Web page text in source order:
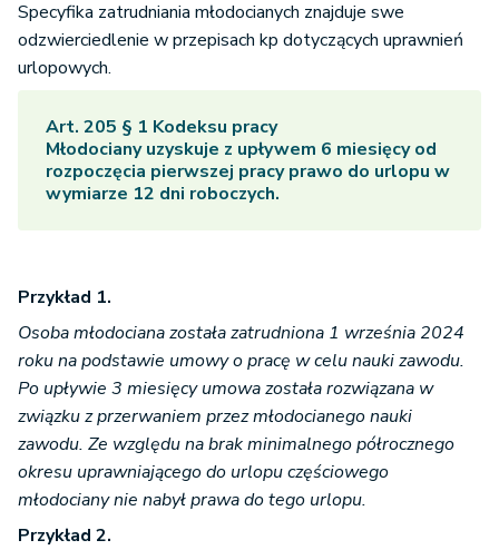
Specyfika zatrudniania młodocianych znajduje swe
odzwierciedlenie w przepisach kp dotyczących uprawnień
urlopowych.
Art. 205 § 1 Kodeksu pracy
Młodociany uzyskuje z upływem 6 miesięcy od
rozpoczęcia pierwszej pracy prawo do urlopu w
wymiarze 12 dni roboczych.
Przykład 1.
Osoba młodociana została zatrudniona 1 września 2024
roku na podstawie umowy o pracę w celu nauki zawodu.
Po upływie 3 miesięcy umowa została rozwiązana w
związku z przerwaniem przez młodocianego nauki
zawodu. Ze względu na brak minimalnego półrocznego
okresu uprawniającego do urlopu częściowego
młodociany nie nabył prawa do tego urlopu.
Przykład 2.